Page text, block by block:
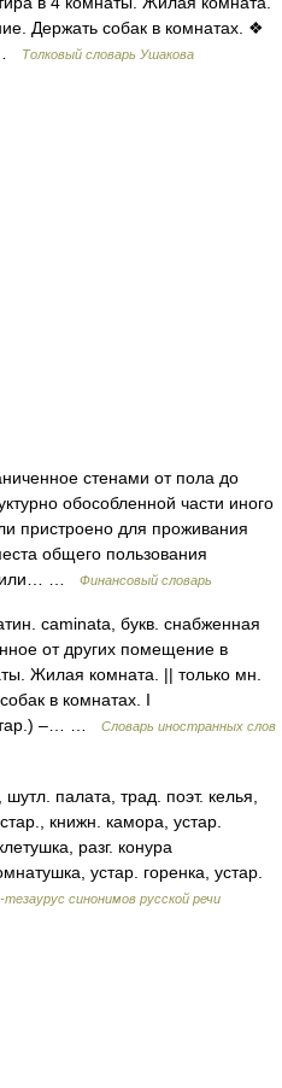
Держать собак в комнатах. ❖
Толковый словарь Ушакова
стенами от пола до
обособленной части иного
пристроено для проживания
общего пользования
или… …
Финансовый словарь
caminata, букв. снабженная
от других помещение в
Жилая комната. || только мн.
в комнатах. І
–… …
Словарь иностранных слов
палата, трад. поэт. келья,
книжн. камора, устар.
разг. конура
устар. горенка, устар.
синонимов русской речи